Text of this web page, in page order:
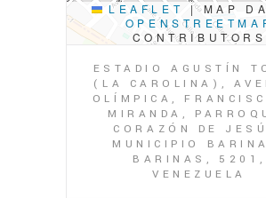
LEAFLET |MAP
CONTRIBUTORS
ESTADIO AGUSTÍN
(LA CAROLINA),
OLÍMPICA,
MIRANDA,
CORAZÓN DE
MUNICIPIO
BARINAS, 5201,
VENEZUELA